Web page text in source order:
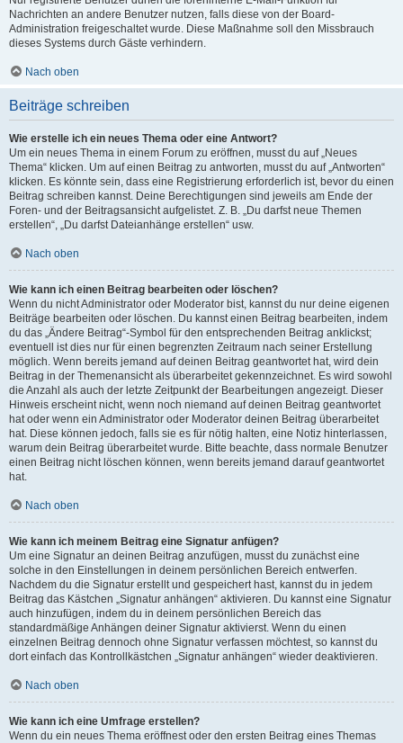
Nachrichten an andere Benutzer nutzen, falls diese von der Board-
Administration freigeschaltet wurde. Diese Maßnahme soll den Missbrauch
dieses Systems durch Gäste verhindern.
Nach oben
Beiträge schreiben
Wie erstelle ich ein neues Thema oder eine Antwort?
Um ein neues Thema in einem Forum zu eröffnen, musst du auf „Neues
Thema“ klicken. Um auf einen Beitrag zu antworten, musst du auf „Antworten“
klicken. Es könnte sein, dass eine Registrierung erforderlich ist, bevor du einen
Beitrag schreiben kannst. Deine Berechtigungen sind jeweils am Ende der
Foren- und der Beitragsansicht aufgelistet. Z. B. „Du darfst neue Themen
erstellen“, „Du darfst Dateianhänge erstellen“ usw.
Nach oben
Wie kann ich einen Beitrag bearbeiten oder löschen?
Wenn du nicht Administrator oder Moderator bist, kannst du nur deine eigenen
Beiträge bearbeiten oder löschen. Du kannst einen Beitrag bearbeiten, indem
du das „Ändere Beitrag“-Symbol für den entsprechenden Beitrag anklickst;
eventuell ist dies nur für einen begrenzten Zeitraum nach seiner Erstellung
möglich. Wenn bereits jemand auf deinen Beitrag geantwortet hat, wird dein
Beitrag in der Themenansicht als überarbeitet gekennzeichnet. Es wird sowohl
die Anzahl als auch der letzte Zeitpunkt der Bearbeitungen angezeigt. Dieser
Hinweis erscheint nicht, wenn noch niemand auf deinen Beitrag geantwortet
hat oder wenn ein Administrator oder Moderator deinen Beitrag überarbeitet
hat. Diese können jedoch, falls sie es für nötig halten, eine Notiz hinterlassen,
warum dein Beitrag überarbeitet wurde. Bitte beachte, dass normale Benutzer
einen Beitrag nicht löschen können, wenn bereits jemand darauf geantwortet
hat.
Nach oben
Wie kann ich meinem Beitrag eine Signatur anfügen?
Um eine Signatur an deinen Beitrag anzufügen, musst du zunächst eine
solche in den Einstellungen in deinem persönlichen Bereich entwerfen.
Nachdem du die Signatur erstellt und gespeichert hast, kannst du in jedem
Beitrag das Kästchen „Signatur anhängen“ aktivieren. Du kannst eine Signatur
auch hinzufügen, indem du in deinem persönlichen Bereich das
standardmäßige Anhängen deiner Signatur aktivierst. Wenn du einen
einzelnen Beitrag dennoch ohne Signatur verfassen möchtest, so kannst du
dort einfach das Kontrollkästchen „Signatur anhängen“ wieder deaktivieren.
Nach oben
Wie kann ich eine Umfrage erstellen?
Wenn du ein neues Thema eröffnest oder den ersten Beitrag eines Themas